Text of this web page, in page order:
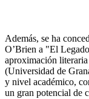
Además, se ha
O’Brien a "El
aproximación
(Universidad de
y nivel académico,
un gran potencial de